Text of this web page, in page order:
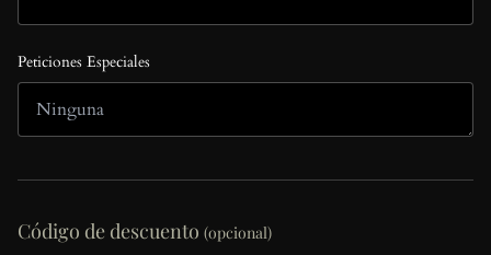
Peticiones Especiales
Código de descuento (opcional)